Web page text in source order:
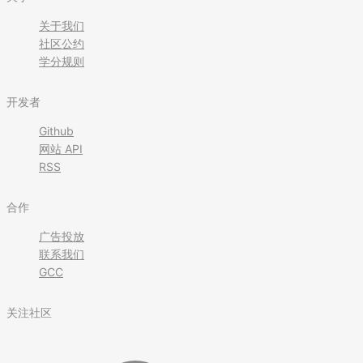
关于我们
社区公约
学分规则
开发者
Github
网站 API
RSS
合作
广告投放
联系我们
GCC
关注社区